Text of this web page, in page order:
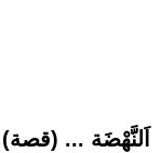
اَلنَّهْضَة ... (قصة)